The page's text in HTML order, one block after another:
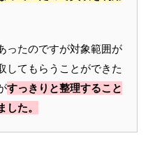
ったのですが対象範囲が
してもらうことができた
すっきりと整理すること
た。